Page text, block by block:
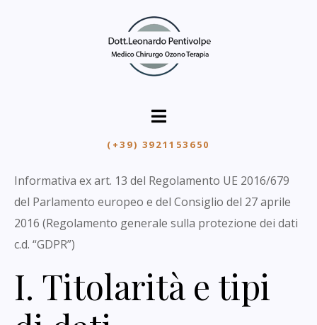
(+39) 3921153650
Informativa ex art. 13 del Regolamento UE 2016/679
del Parlamento europeo e del Consiglio del 27 aprile
2016 (Regolamento generale sulla protezione dei dati
c.d. “GDPR”)
I. Titolarità e tipi